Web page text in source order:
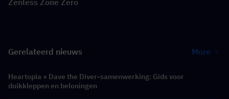
Gerelateerd nieuws More
Heartopia × Dave the Diver-samenwerking: Gids voor
duikkleppen en beloningen